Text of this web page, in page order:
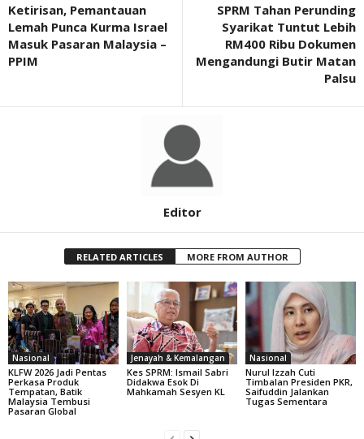
Ketirisan, Pemantauan
Lemah Punca Kurma Israel
Masuk Pasaran Malaysia –
PPIM
SPRM Tahan Perunding
Syarikat Tuntut Lebih
RM400 Ribu Dokumen
Mengandungi Butir Matan
Palsu
Editor
RELATED ARTICLES MORE FROM AUTHOR
Nasional
KLFW 2026 Jadi Pentas
Perkasa Produk
Tempatan, Batik
Malaysia Tembusi
Pasaran Global
Jenayah & Kemalangan
Kes SPRM: Ismail Sabri
Didakwa Esok Di
Mahkamah Sesyen KL
Nasional
Nurul Izzah Cuti
Timbalan Presiden PKR,
Saifuddin Jalankan
Tugas Sementara